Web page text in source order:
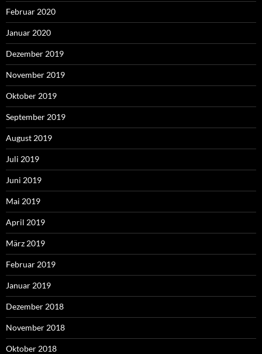
Februar 2020
Januar 2020
Dezember 2019
November 2019
Oktober 2019
September 2019
August 2019
Juli 2019
Juni 2019
Mai 2019
April 2019
März 2019
Februar 2019
Januar 2019
Dezember 2018
November 2018
Oktober 2018